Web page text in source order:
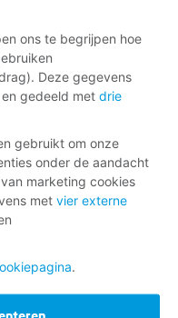
ons te begrijpen hoe
Deze gegevens
gedeeld met drie
gebruikt om onze
onder de aandacht
marketing cookies
met vier externe
.